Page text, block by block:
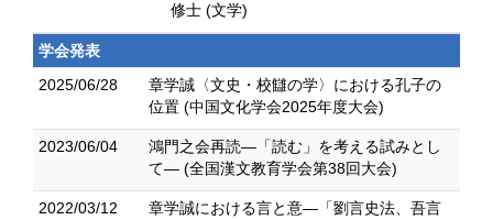
修士 (文学)
学会発表
2025/06/28
章学誠〈文史・校讎の学〉における孔子の
位置 (中国文化学会2025年度大会)
2023/06/04
鴻門之会再読―「読む」を考える試みとし
て― (全国漢文教育学会第38回大会)
2022/03/12
章学誠における言と意―「劉言史法、吾言